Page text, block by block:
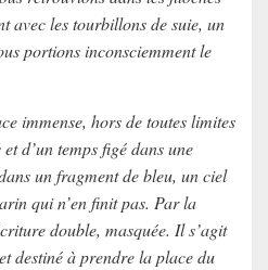
avec les tourbillons de suie, un
portions inconsciemment le
immense, hors de toutes limites
d’un temps figé dans une
un fragment de bleu, un ciel
qui n’en finit pas. Par la
double, masquée. Il s’agit
destiné à prendre la place du